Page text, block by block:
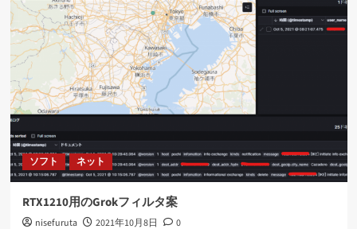
ソフト ネット
RTX1210用のGrokフィルタ案
nisefuruta 2021年10月8日 0